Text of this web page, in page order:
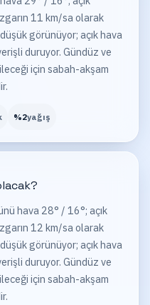
11 km/sa olarak
görünüyor; açık hava
duruyor. Gündüz ve
için sabah-akşam
%2yağış
hava 28° / 16°; açık
12 km/sa olarak
görünüyor; açık hava
duruyor. Gündüz ve
için sabah-akşam